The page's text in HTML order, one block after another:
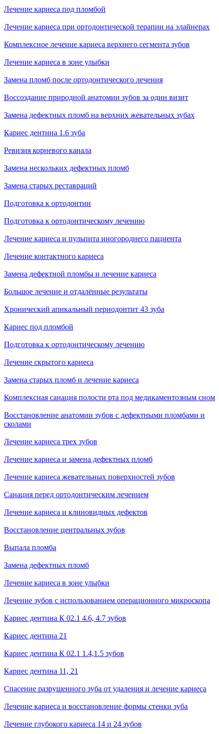
Лечение кариеса под пломбой
Лечение кариеса при ортодонтической терапии на элайнерах
Комплексное лечение кариеса верхнего сегмента зубов
Лечение кариеса в зоне улыбки
Замена пломб после ортодонтического лечения
Воссоздание природной анатомии зубов за один визит
Замена дефектных пломб на верхних жевательных зубах
Кариес дентина 1.6 зуба
Ревизия корневого канала
Замена нескольких дефектных пломб
Замена старых реставраций
Подготовка к ортодонтии
Подготовка к ортодонтическому лечению
Лечение кариеса и пульпита иногороднего пациента
Лечение контактного кариеса
Замена дефектной пломбы и лечение кариеса
Большое лечение и отдалённые результаты
Хронический апикальный периодонтит 43 зуба
Кариес под пломбой
Подготовка к ортодонтическому лечению
Лечение скрытого кариеса
Замена старых пломб и лечение кариеса
Комплексная санация полости рта под медикаментозным сном
Восстановление анатомии зубов с дефектными пломбами и
сколами
Лечение кариеса трех зубов
Лечение кариеса и замена дефектных пломб
Лечение кариеса жевательных поверхностей зубов
Санация перед ортодонтическим лечением
Лечение кариеса и клиновидных дефектов
Восстановление центральных зубов
Выпала пломба
Замена дефектных пломб
Лечение кариеса в зоне улыбки
Лечение зубов с использованием операционного микроскопа
Кариес дентина К 02.1 4.6, 4.7 зубов
Кариес дентина 21
Кариес дентина К 02.1 1.4,1.5 зубов
Кариес дентина 11, 21
Спасение разрушенного зуба от удаления и лечение кариеса
Лечение кариеса и восстановление формы стенки зуба
Лечение глубокого кариеса 14 и 24 зубов